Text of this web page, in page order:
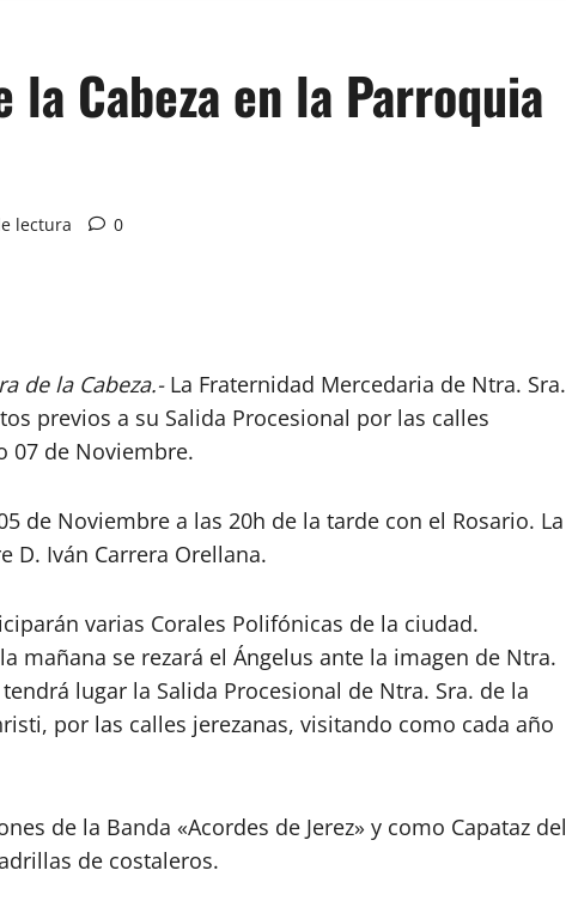
Cabeza en la Parroquia
lectura 0
de la Cabeza.-La Fraternidad Mercedaria de Ntra. Sra.
previos a su Salida Procesional por las calles
07 de Noviembre.
de Noviembre a las 20h de la tarde con el Rosario. La
D. Iván Carrera Orellana.
varias Corales Polifónicas de la ciudad.
mañana se rezará el Ángelus ante la imagen de Ntra.
lugar la Salida Procesional de Ntra. Sra. de la
por las calles jerezanas, visitando como cada año
de la Banda «Acordes de Jerez» y como Capataz del
de costaleros.